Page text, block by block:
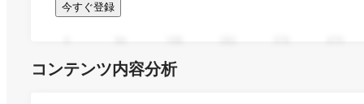
今すぐ登録
コンテンツ内容分析